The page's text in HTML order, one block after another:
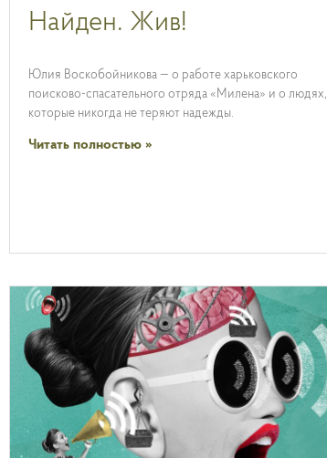
Найден. Жив!
Юлия Воскобойникова — о работе харьковского
поисково-спасательного отряда «Милена» и о людях,
которые никогда не теряют надежды.
Читать полностью »